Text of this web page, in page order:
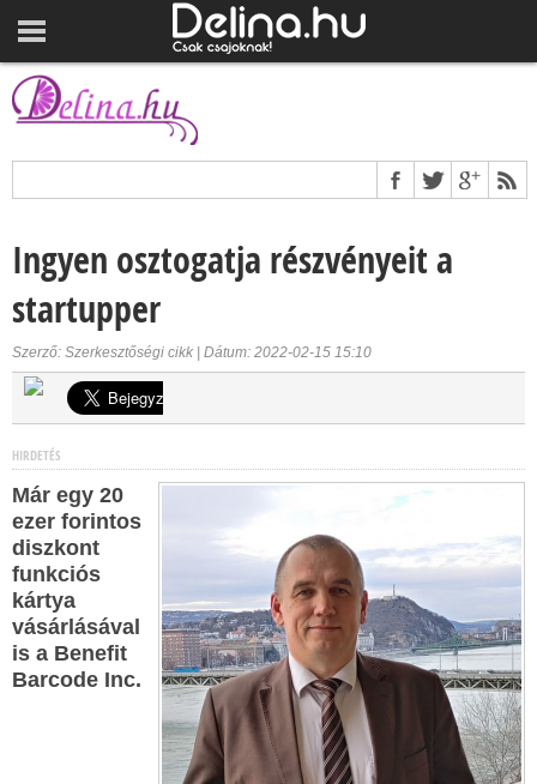
Ingyen osztogatja részvényeit a
startupper
Szerző: Szerkesztőségi cikk | Dátum: 2022-02-15 15:10
HIRDETÉS
Már egy 20
ezer forintos
diszkont
funkciós
kártya
vásárlásával
is a Benefit
Barcode Inc.